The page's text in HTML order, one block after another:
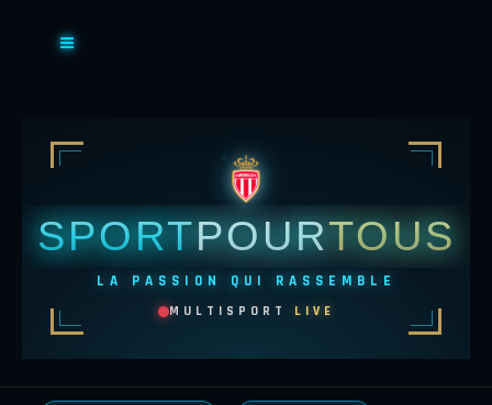
SPORTPOURTOUS
LA PASSION QUI RASSEMBLE
MULTISPORT LIVE